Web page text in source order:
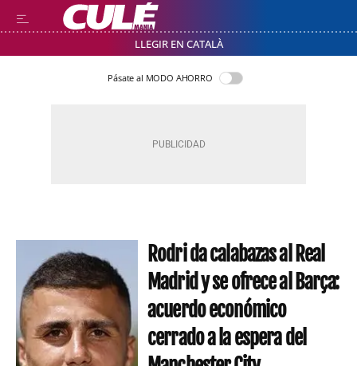
LLEGIR EN CATALÀ
Pásate al MODO AHORRO
Rodri da calabazas al Real
Madrid y se ofrece al Barça:
acuerdo económico
cerrado a la espera del